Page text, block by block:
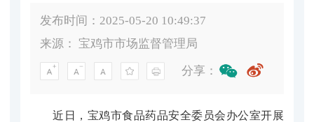
发布时间：2025-05-20 10:49:37
来源： 宝鸡市市场监督管理局
分享：
近日，宝鸡市食品药品安全委员会办公室开展